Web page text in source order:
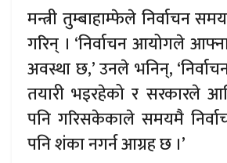
मन्त्री तुम्बाहाम्फेले निर्वाचन
गरिन् । ‘निर्वाचन आयोगले
अवस्था छ,’ उनले भनिन्,
तयारी भइरहेको र सरकारले
पनि गरिसकेकाले समयमै
पनि शंका नगर्न आग्रह छ ।’